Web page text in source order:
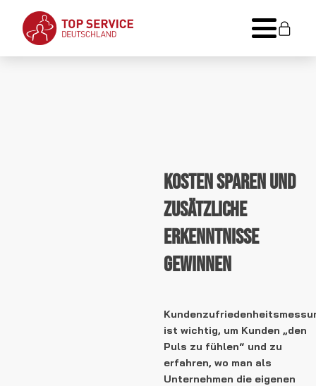
Kosten sparen und
zusätzliche
Erkenntnisse
gewinnen
ist wichtig, um Kunden „den
Puls zu fühlen“ und zu
erfahren, wo man als
Unternehmen die eigenen